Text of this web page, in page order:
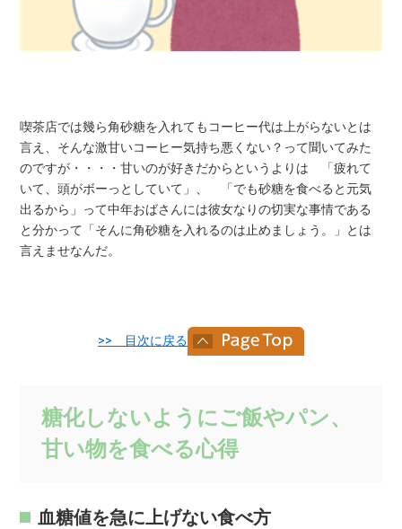
喫茶店では幾ら角砂糖を入れてもコーヒー代は上がらないとは
言え、そんな激甘いコーヒー気持ち悪くない？って聞いてみた
のですが・・・・甘いのが好きだからというよりは 「疲れて
いて、頭がボーっとしていて」、 「でも砂糖を食べると元気
出るから」って中年おばさんには彼女なりの切実な事情である
と分かって「そんに角砂糖を入れるのは止めましょう。」とは
言えませなんだ。
>> 目次に戻る
糖化しないようにご飯やパン、
甘い物を食べる心得
血糖値を急に上げない食べ方